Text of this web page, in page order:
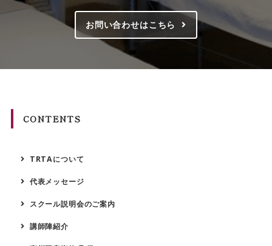
お問い合わせはこちら
CONTENTS
TRTAについて
代表メッセージ
スクール説明会のご案内
講師陣紹介